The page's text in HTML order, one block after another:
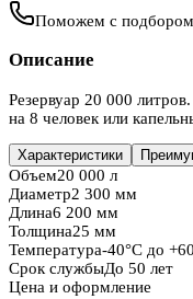
Поможем с подбором
Описание
Резервуар 20 000
на 8 человек или
Характеристики
Объем20 000 л
Диаметр2 300 мм
Длина6 200 мм
Толщина25 мм
Температура-40°C до
Срок службыДо 50 лет
Цена и оформление